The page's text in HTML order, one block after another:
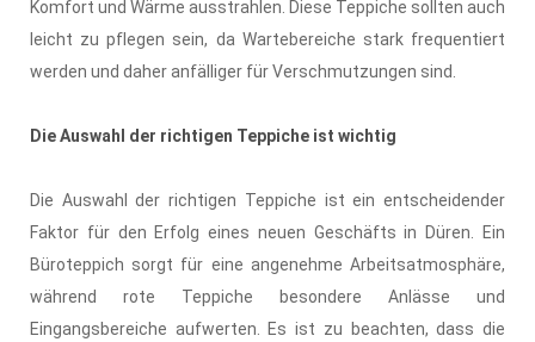
Komfort und Wärme ausstrahlen. Diese Teppiche sollten auch
leicht zu pflegen sein, da Wartebereiche stark frequentiert
werden und daher anfälliger für Verschmutzungen sind.
Die Auswahl der richtigen Teppiche ist wichtig
Die Auswahl der richtigen Teppiche ist ein entscheidender
Faktor für den Erfolg eines neuen Geschäfts in Düren. Ein
Büroteppich sorgt für eine angenehme Arbeitsatmosphäre,
während rote Teppiche besondere Anlässe und
Eingangsbereiche aufwerten. Es ist zu beachten, dass die